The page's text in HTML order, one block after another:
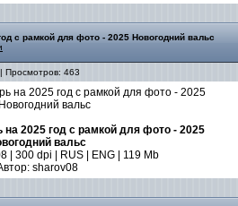
с рамкой для фото - 2025 Новогодний вальс
Просмотров: 463
2025 год с рамкой для фото - 2025
вальс
| 300 dpi | RUS | ENG | 119 Mb
sharov08